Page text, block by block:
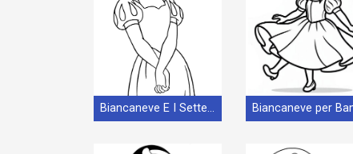
Biancaneve E I Sette Nani (6)